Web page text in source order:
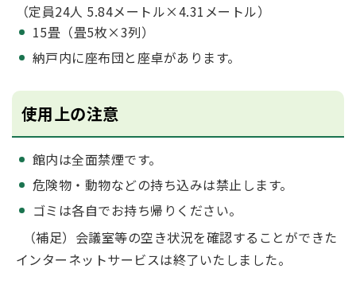
（定員24人 5.84メートル×4.31メートル）
15畳（畳5枚×3列）
納戸内に座布団と座卓があります。
使用上の注意
館内は全面禁煙です。
危険物・動物などの持ち込みは禁止します。
ゴミは各自でお持ち帰りください。
（補足）会議室等の空き状況を確認することができた
インターネットサービスは終了いたしました。